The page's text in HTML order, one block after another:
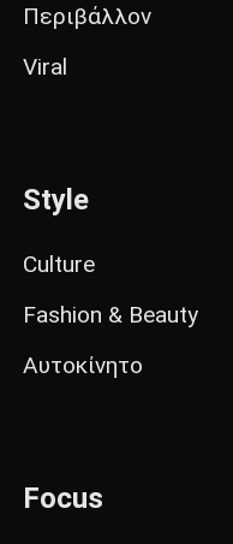
Περιβάλλον
Viral
Style
Culture
Fashion & Beauty
Αυτοκίνητο
Focus